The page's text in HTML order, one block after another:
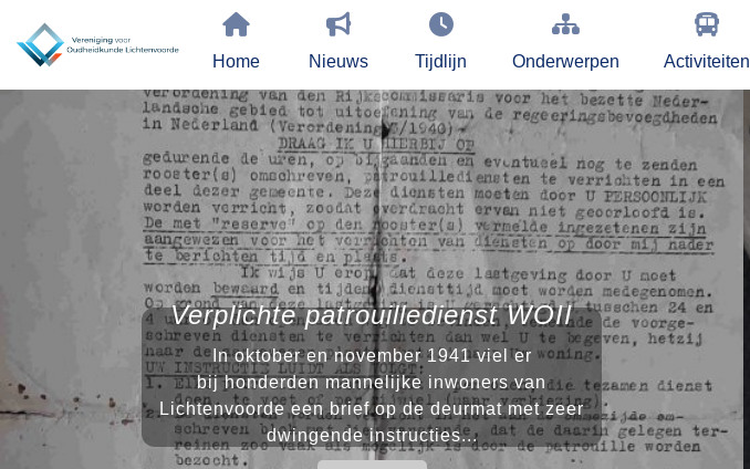
Home Nieuws Tijdlijn Onderwerpen Activiteiten
Verplichte patrouilledienst WOII
In oktober en november 1941 viel er
bij honderden mannelijke inwoners van
Lichtenvoorde een brief op de deurmat met zeer
dwingende instructies...